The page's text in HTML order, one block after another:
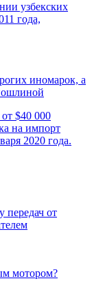
узбекских
года,
иномарок, а
$40 000
на импорт
2020 года.
передач от
мотором?